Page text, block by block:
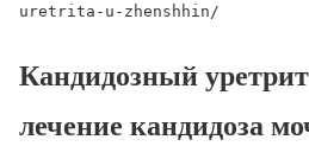
uretrita-u-zhenshhin/
Кандидозный
лечение кандидоза